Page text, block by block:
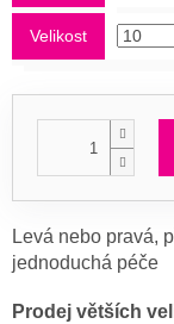
Velikost
Levá nebo pravá,
jednoduchá péče
Prodej větších